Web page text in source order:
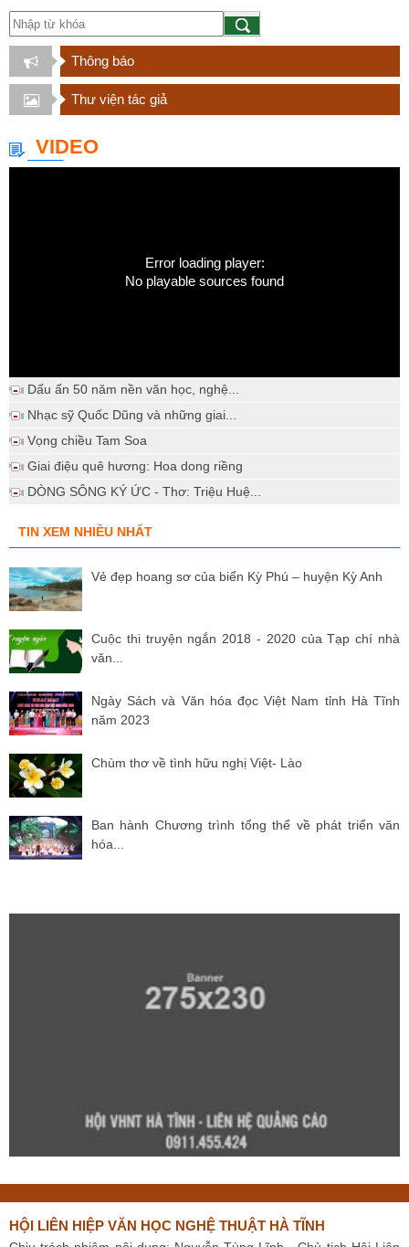
Thông báo
Thư viện tác giả
VIDEO
Error loading player:
No playable sources found
Dấu ấn 50 năm nền văn học, nghệ...
Nhạc sỹ Quốc Dũng và những giai...
Vọng chiều Tam Soa
Giai điệu quê hương: Hoa dong riềng
DÒNG SÔNG KÝ ỨC - Thơ: Triệu Huệ...
TIN XEM NHIỀU NHẤT
Vẻ đẹp hoang sơ của biển Kỳ Phú – huyện Kỳ Anh
Cuộc thi truyện ngắn 2018 - 2020 của Tạp chí nhà
văn...
Ngày Sách và Văn hóa đọc Việt Nam tỉnh Hà Tĩnh
năm 2023
Chùm thơ về tình hữu nghị Việt- Lào
Ban hành Chương trình tổng thể về phát triển văn
hóa...
HỘI LIÊN HIỆP VĂN HỌC NGHỆ THUẬT HÀ TĨNH